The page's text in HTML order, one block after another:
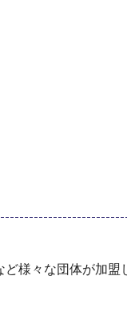
ど様々な団体が加